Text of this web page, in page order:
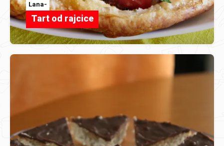
Lana-
Tart od rajcice